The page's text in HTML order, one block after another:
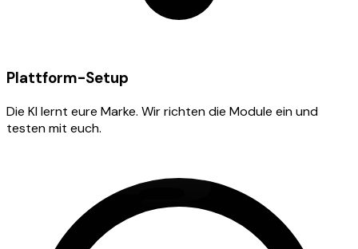
Plattform-Setup
Die KI lernt eure Marke. Wir richten die Module ein und
testen mit euch.03